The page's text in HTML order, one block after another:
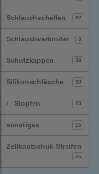
Schlauchschellen 62
Schlauchverbinder 8
Schutzkappen 39
Silikonschläuche 30
› Stopfen 23
sonstiges 15
Zellkautschuk-Streifen
25